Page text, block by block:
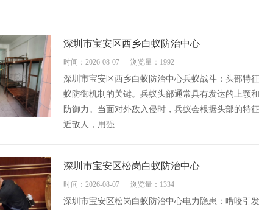
深圳市宝安区西乡白蚁防治中心
时间：2026-08-07 浏览量：1992
深圳市宝安区西乡白蚁防治中心兵蚁战斗：头部特
蚁防御机制的关键。兵蚁头部通常具有发达的上颚
防御力。当面对外敌入侵时，兵蚁会根据头部的特
近敌人，用强...
深圳市宝安区松岗白蚁防治中心
时间：2026-08-07 浏览量：1334
深圳市宝安区松岗白蚁防治中心电力隐患：啃咬引